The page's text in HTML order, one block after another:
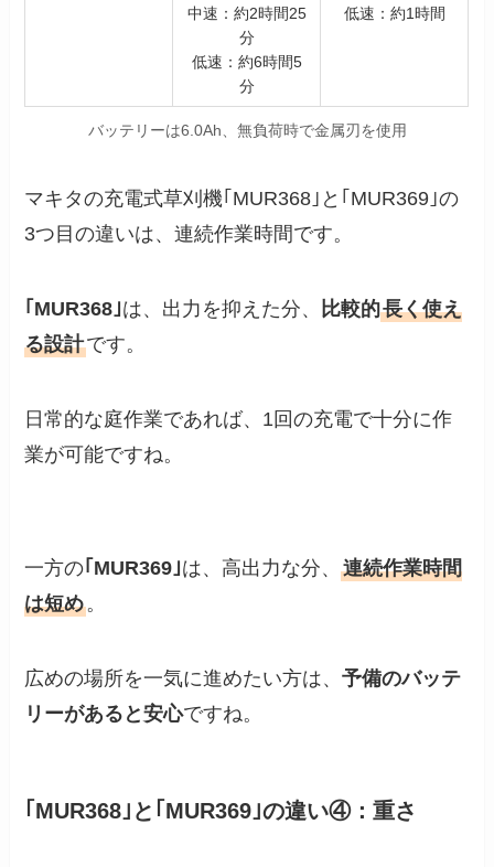
中速：約2時間25
分
低速：約6時間5
分
低速：約1時間
バッテリーは6.0Ah、無負荷時で金属刃を使用
マキタの充電式草刈機｢MUR368｣と｢MUR369｣の
3つ目の違いは、連続作業時間です。
｢MUR368｣は、出力を抑えた分、 比較的長く使え
る設計です。
日常的な庭作業であれば、1回の充電で十分に作
業が可能ですね。
一方の｢MUR369｣は、高出力な分、連続作業時間
は短め。
広めの場所を一気に進めたい方は、予備のバッテ
リーがあると安心ですね。
｢MUR368｣と｢MUR369｣の違い④：重さ